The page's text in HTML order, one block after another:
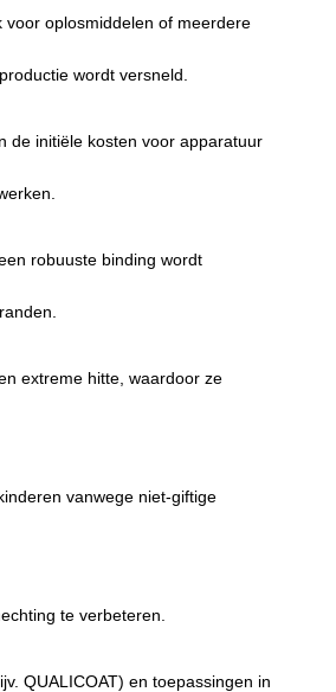
oplosmiddelen of meerdere
wordt versneld.
de initiële kosten voor apparatuur
robuuste binding wordt
extreme hitte, waardoor ze
vanwege niet-giftige
te verbeteren.
QUALICOAT) en toepassingen in